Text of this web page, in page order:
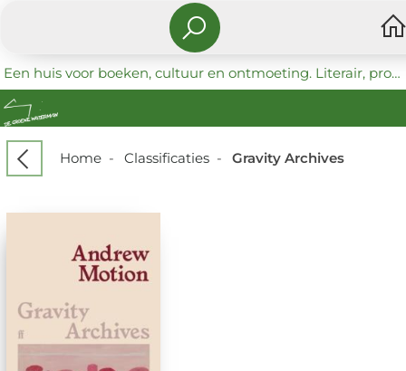
Een huis voor boeken, cultuur en ontmoeting. Literair, progressief en coöperatief.
Home- Classificaties- Gravity Archives